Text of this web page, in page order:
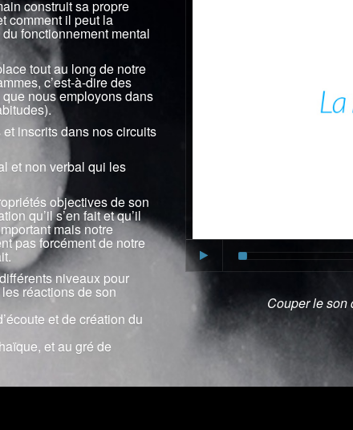
construit sa propre
comment il peut la
fonctionnement mental
tout au long de notre
c’est-à-dire des
nous employons dans
inscrits dans nos circuits
et non verbal qui les
objectives de son
qu’il s’en fait et qu’il
mais notre
pas forcément de notre
niveaux pour
réactions de son
et de création du
et au gré de
Couper le son